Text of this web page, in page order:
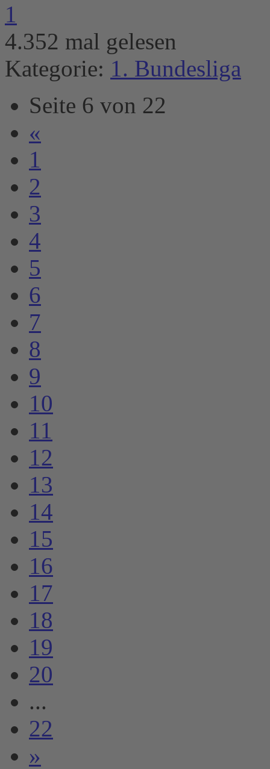
1
4.352 mal gelesen
Kategorie: 1. Bundesliga
Seite 6 von 22
«
1
2
3
4
5
6
7
8
9
10
11
12
13
14
15
16
17
18
19
20
...
22
»